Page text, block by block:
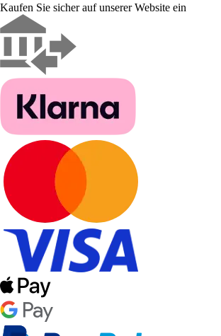
Kaufen Sie sicher auf unserer Website ein